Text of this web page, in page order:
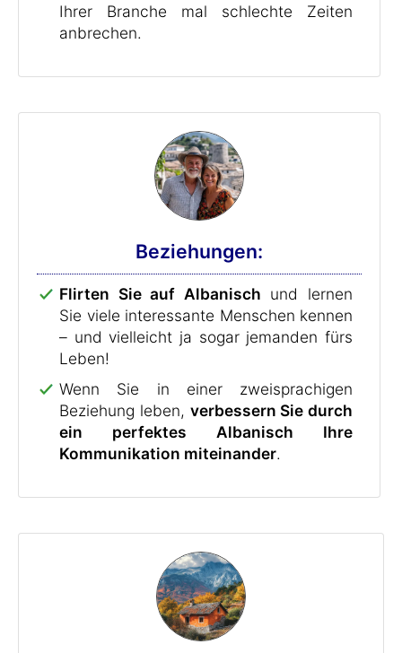
Ihrer Branche mal schlechte Zeiten
anbrechen.
Beziehungen:
Flirten Sie auf Albanisch und lernen
Sie viele interessante Menschen kennen
– und vielleicht ja sogar jemanden fürs
Leben!
Wenn Sie in einer zweisprachigen
Beziehung leben, verbessern Sie durch
ein perfektes Albanisch Ihre
Kommunikation miteinander.